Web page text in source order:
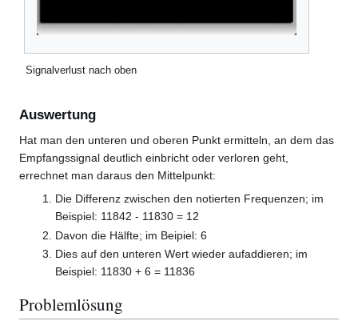
Signalverlust nach oben
Auswertung
Hat man den unteren und oberen Punkt ermitteln, an dem das
Empfangssignal deutlich einbricht oder verloren geht,
errechnet man daraus den Mittelpunkt:
Die Differenz zwischen den notierten Frequenzen; im
Beispiel: 11842 - 11830 = 12
Davon die Hälfte; im Beipiel: 6
Dies auf den unteren Wert wieder aufaddieren; im
Beispiel: 11830 + 6 = 11836
Problemlösung